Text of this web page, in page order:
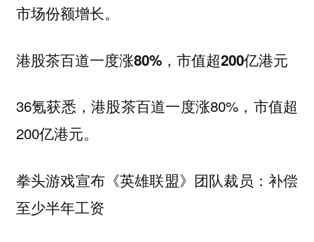
市场份额增长。
港股茶百道一度涨80%，市值超200亿港元
36氪获悉，港股茶百道一度涨80%，市值超
200亿港元。
拳头游戏宣布《英雄联盟》团队裁员：补偿
至少半年工资